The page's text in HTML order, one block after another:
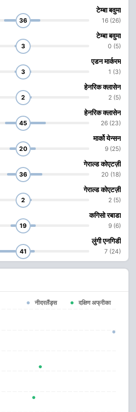
36
टेम्बा बवुमा
16 (26)
3
टेम्बा बवुमा
0 (5)
3
एडन मार्करम
1 (3)
2
हेनरिक क्लासेन
2 (5)
45
हेनरिक क्लासेन
26 (23)
20
मार्को येन्सन
9 (25)
36
गेराल्ड कोएटज़ी
20 (18)
2
गेराल्ड कोएटज़ी
2 (5)
19
कगिसो रबाडा
9 (6)
41
लुंगी एनगिडी
7 (24)
नीदरलैंड्स दक्षिण अफ्रीका